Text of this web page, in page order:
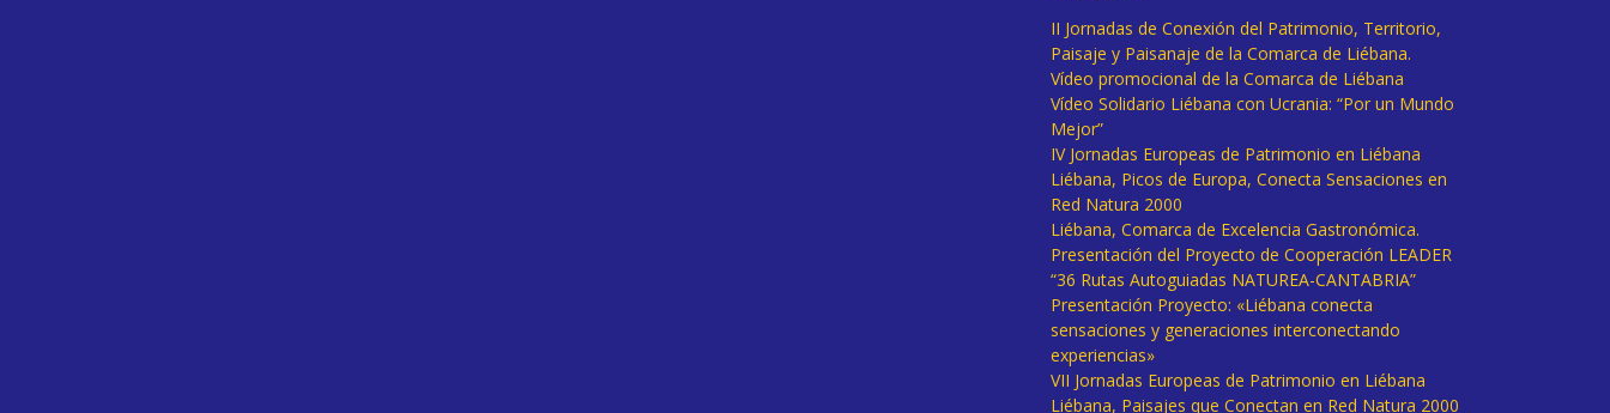
II Jornadas de Conexión del Patrimonio, Territorio,
Paisaje y Paisanaje de la Comarca de Liébana.
Vídeo promocional de la Comarca de Liébana
Vídeo Solidario Liébana con Ucrania: “Por un Mundo
Mejor”
IV Jornadas Europeas de Patrimonio en Liébana
Liébana, Picos de Europa, Conecta Sensaciones en
Red Natura 2000
Liébana, Comarca de Excelencia Gastronómica.
Presentación del Proyecto de Cooperación LEADER
“36 Rutas Autoguiadas NATUREA-CANTABRIA”
Presentación Proyecto: «Liébana conecta
sensaciones y generaciones interconectando
experiencias»
VII Jornadas Europeas de Patrimonio en Liébana
Liébana, Paisajes que Conectan en Red Natura 2000